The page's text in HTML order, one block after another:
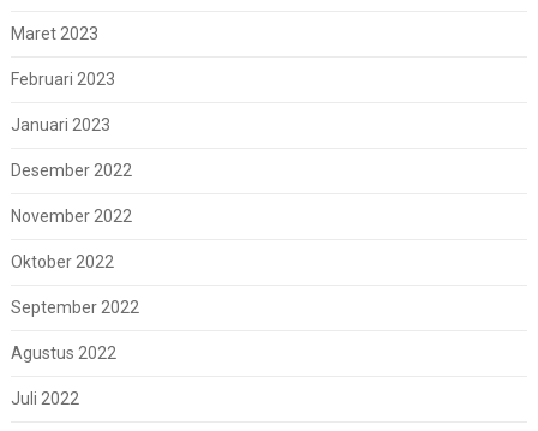
Maret 2023
Februari 2023
Januari 2023
Desember 2022
November 2022
Oktober 2022
September 2022
Agustus 2022
Juli 2022